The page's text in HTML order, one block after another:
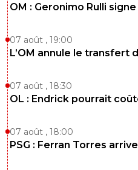
OM : Geronimo Rulli
07 août , 19:00
L’OM annule le transfert
07 août , 18:30
OL : Endrick pourrait
07 août , 18:00
PSG : Ferran Torres